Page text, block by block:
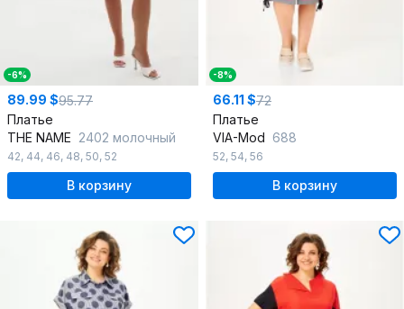
-6%
89.99 $95.77
Платье
THE NAME 2402 молочный
42, 44, 46, 48, 50, 52
В корзину
-8%
66.11 $72
Платье
VIA-Mod 688
52, 54, 56
В корзину